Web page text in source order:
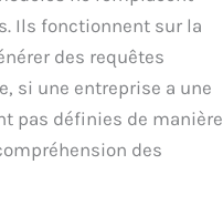
Ils fonctionnent sur la
des requêtes
si une entreprise a une
pas définies de manière
des